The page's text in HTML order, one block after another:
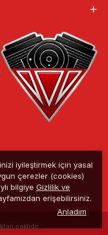
iyileştirmek için yasal
çerezler (cookies)
bilgiye Gizlilik ve
erişebilirsiniz.
Anladım
saklıdır.